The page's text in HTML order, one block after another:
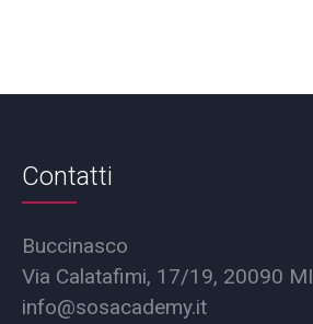
Contatti
Buccinasco
Via Calatafimi, 17/19, 20090 MI
info@sosacademy.it